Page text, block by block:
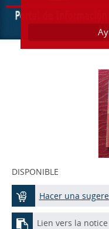
DISPONIBLE
Hacer una
Lien vers la notice